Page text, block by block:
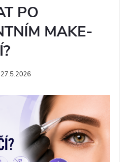
PO
MAKE-
27.5.2026